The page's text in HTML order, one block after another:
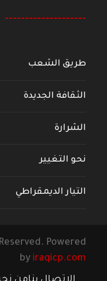
--------------------
طريق الشعب
الثقافة الجديدة
الشرارة
نحو التغيير
التيار الديمقراطي
Powered
by iraqicp.com